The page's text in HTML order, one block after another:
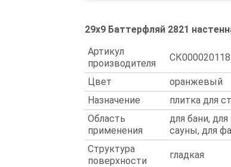
29x9 Баттерфляй 2821
Артикул
производителя
СК000020118
Цвет
оранжевый
Назначение
плитка для
Область
применения
для бани,
сауны, для
Структура
поверхности
гладкая